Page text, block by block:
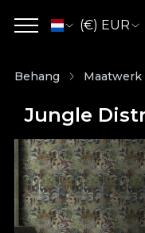
(€) EUR
Behang Maatwerk
Jungle